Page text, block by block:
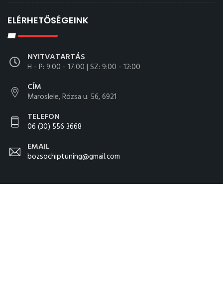
ELÉRHETŐSÉGEINK
NYITVATARTÁS
H - P: 9:00 - 17:00 | SZ: 9:00 - 12:00
CÍM
Maroslele, Rózsa u. 56, 6921
TELEFON
06 (30) 556 3668
EMAIL
bozsochiptuning@gmail.com